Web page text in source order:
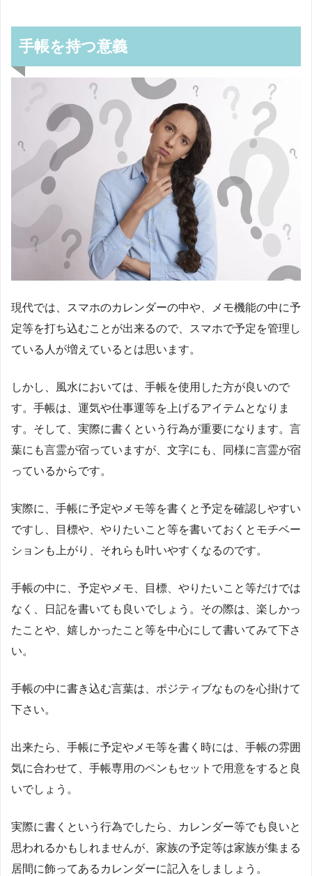
手帳を持つ意義
現代では、スマホのカレンダーの中や、メモ機能の中に予
定等を打ち込むことが出来るので、スマホで予定を管理し
ている人が増えているとは思います。
しかし、風水においては、手帳を使用した方が良いので
す。手帳は、運気や仕事運等を上げるアイテムとなりま
す。そして、実際に書くという行為が重要になります。言
葉にも言霊が宿っていますが、文字にも、同様に言霊が宿
っているからです。
実際に、手帳に予定やメモ等を書くと予定を確認しやすい
ですし、目標や、やりたいこと等を書いておくとモチベー
ションも上がり、それらも叶いやすくなるのです。
手帳の中に、予定やメモ、目標、やりたいこと等だけでは
なく、日記を書いても良いでしょう。その際は、楽しかっ
たことや、嬉しかったこと等を中心にして書いてみて下さ
い。
手帳の中に書き込む言葉は、ポジティブなものを心掛けて
下さい。
出来たら、手帳に予定やメモ等を書く時には、手帳の雰囲
気に合わせて、手帳専用のペンもセットで用意をすると良
いでしょう。
実際に書くという行為でしたら、カレンダー等でも良いと
思われるかもしれませんが、家族の予定等は家族が集まる
居間に飾ってあるカレンダーに記入をしましょう。